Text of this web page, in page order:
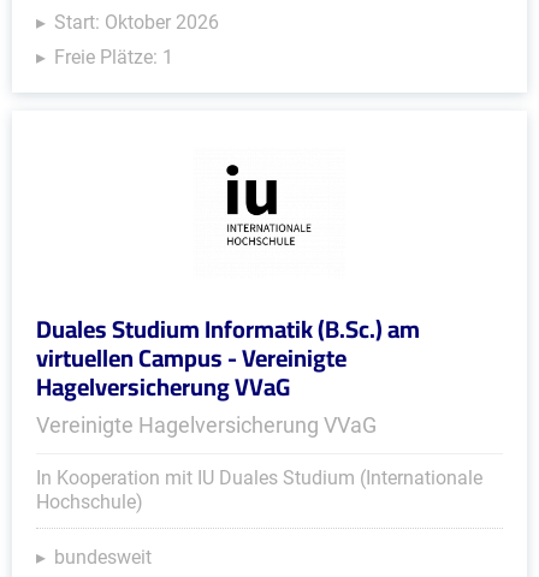
Start: Oktober 2026
Freie Plätze: 1
Duales Studium Informatik (B.Sc.) am
virtuellen Campus - Vereinigte
Hagelversicherung VVaG
Vereinigte Hagelversicherung VVaG
In Kooperation mit IU Duales Studium (Internationale
Hochschule)
bundesweit